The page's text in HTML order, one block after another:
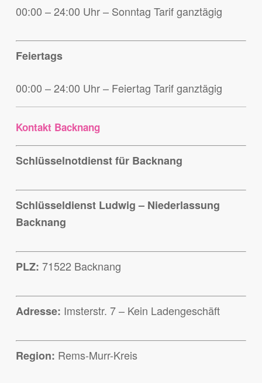
00:00 – 24:00 Uhr – Sonntag Tarif ganztägig
Feiertags
00:00 – 24:00 Uhr – Feiertag Tarif ganztägig
Kontakt Backnang
Schlüsselnotdienst für Backnang
Schlüsseldienst Ludwig – Niederlassung
Backnang
PLZ: 71522 Backnang
Adresse: Imsterstr. 7 – Kein Ladengeschäft
Region: Rems-Murr-Kreis